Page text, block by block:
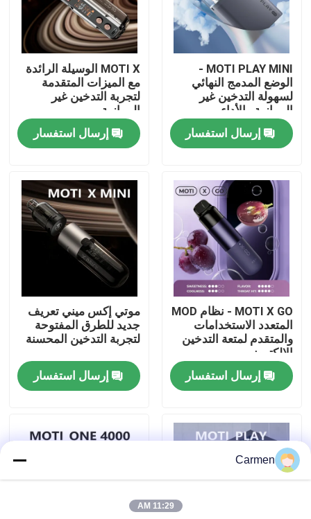
منزل
أشرطة فيديو
حول بنا
جولة في المعمل
ضبط الجودة
اتصل بنا
طلب اقتباس
فوزول فايب
MOTI PLAY MINI -
الوضع المدمج النهائي
لسهولة التدخين غير
الموازية والأداء
إرسال استفسار
MOTI X الوسيلة الرائدة
مع الميزات المتقدمة
لتجربة التدخين غير
الموازية
إرسال استفسار
MOTI X GO - نظام MOD
المتعدد الاستخدامات
والمتقدم لمتعة التدخين
الإلكتروني
إرسال استفسار
موتي إكس ميني تعريف
جديد للطرق المفتوحة
لتجربة التدخين المحسنة
إرسال استفسار
Carmen
11:29 AM